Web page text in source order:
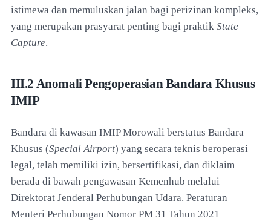
istimewa dan memuluskan jalan bagi perizinan kompleks,
yang merupakan prasyarat penting bagi praktik State
Capture.
III.2 Anomali Pengoperasian Bandara Khusus
IMIP
Bandara di kawasan IMIP Morowali berstatus Bandara
Khusus (Special Airport) yang secara teknis beroperasi
legal, telah memiliki izin, bersertifikasi, dan diklaim
berada di bawah pengawasan Kemenhub melalui
Direktorat Jenderal Perhubungan Udara. Peraturan
Menteri Perhubungan Nomor PM 31 Tahun 2021